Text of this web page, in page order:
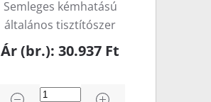
Semleges kémhatású
általános tisztítószer
Ár (br.): 30.937 Ft